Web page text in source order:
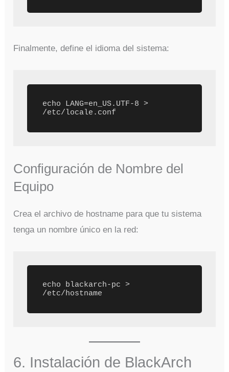
Finalmente, define el idioma del sistema:
echo LANG=en_US.UTF-8 >
Configuración de Nombre del
Equipo
Crea el archivo de hostname para que tu sistema
tenga un nombre único en la red:
echo blackarch-pc >
/etc/hostname
6. Instalación de BlackArch